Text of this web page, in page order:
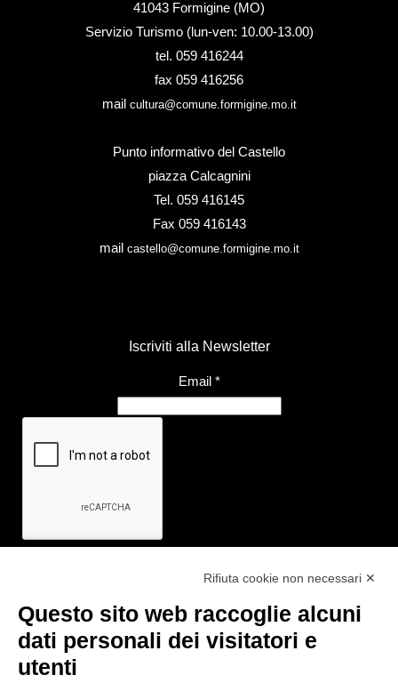
41043 Formigine (MO)
Servizio Turismo (lun-ven: 10.00-13.00)
tel. 059 416244
fax 059 416256
mail cultura@comune.formigine.mo.it
Punto informativo del Castello
piazza Calcagnini
Tel. 059 416145
Fax 059 416143
mail castello@comune.formigine.mo.it
Iscriviti alla Newsletter
Email *
Link utili
- Ufficio di informazione e accoglienza turistica di Maranello, Fiorano
Rifiuta cookie non necessari ✕
Questo sito web raccoglie alcuni
dati personali dei visitatori e
utenti